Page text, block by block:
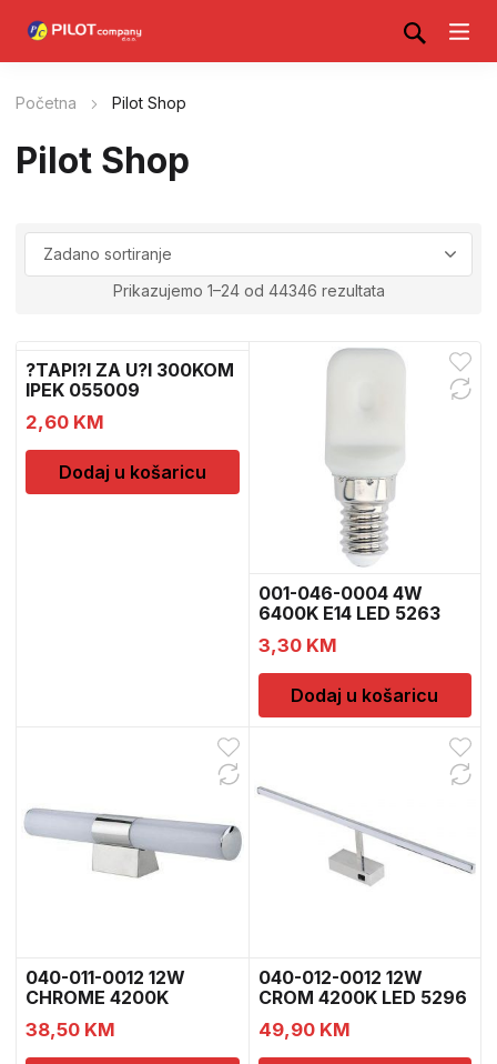
Početna Pilot Shop
Pilot Shop
Prikazujemo 1–24 od 44346 rezultata
?TAPI?I ZA U?I 300KOM
IPEK 055009
2,60 KM
Dodaj u košaricu
001-046-0004 4W
6400K E14 LED 5263
3,30 KM
Dodaj u košaricu
040-011-0012 12W
CHROME 4200K
SUMRU-12 5
38,50 KM
040-012-0012 12W
CROM 4200K LED 5296
49,90 KM